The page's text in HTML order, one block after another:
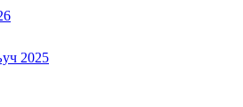
2025